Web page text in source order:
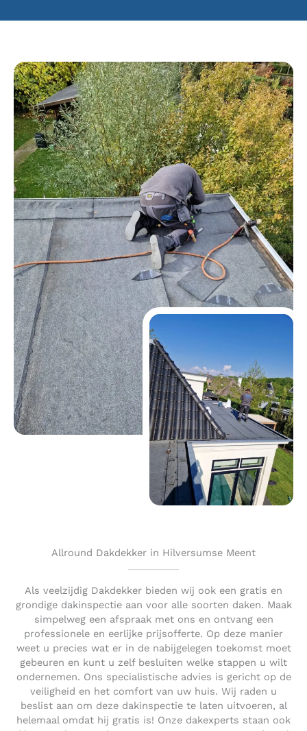
Allround Dakdekker in Hilversumse Meent
Als veelzijdig Dakdekker bieden wij ook een gratis en
grondige dakinspectie aan voor alle soorten daken. Maak
simpelweg een afspraak met ons en ontvang een
professionele en eerlijke prijsofferte. Op deze manier
weet u precies wat er in de nabijgelegen toekomst moet
gebeuren en kunt u zelf besluiten welke stappen u wilt
ondernemen. Ons specialistische advies is gericht op de
veiligheid en het comfort van uw huis. Wij raden u
beslist aan om deze dakinspectie te laten uitvoeren, al
helemaal omdat hij gratis is! Onze dakexperts staan ook